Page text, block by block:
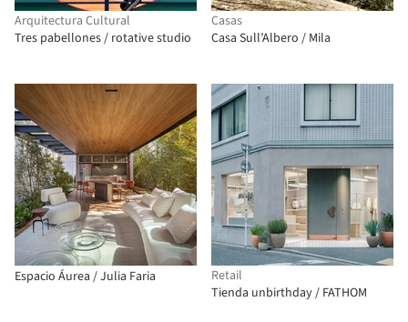
Arquitectura Cultural
Tres pabellones / rotative studio
Casas
Casa Sull’Albero / Mila
Espacio Áurea / Julia Faria
Retail
Tienda unbirthday / FATHOM